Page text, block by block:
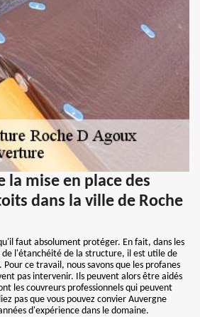
la mise en place des
dans la ville de Roche
faut absolument protéger. En fait, dans les
de l'étanchéité de la structure, il est utile de
ce travail, nous savons que les profanes
pas intervenir. Ils peuvent alors être aidés
les couvreurs professionnels qui peuvent
pas que vous pouvez convier Auvergne
d'expérience dans le domaine.